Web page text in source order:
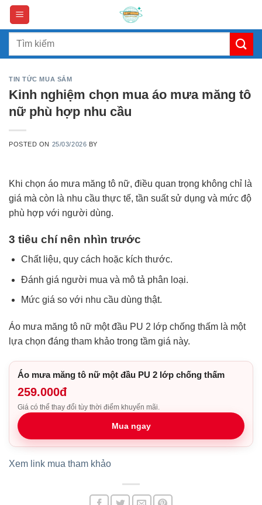
Skip
content
Search
TIN TỨC MUA SẮM
Kinh nghiệm chọn mua áo mưa măng tô
nữ phù hợp nhu cầu
POSTED ON 25/03/2026 BY
Khi chọn áo mưa măng tô nữ, điều quan trọng không chỉ là
giá mà còn là nhu cầu thực tế, tần suất sử dụng và mức độ
phù hợp với người dùng.
3 tiêu chí nên nhìn trước
Chất liệu, quy cách hoặc kích thước.
Đánh giá người mua và mô tả phân loại.
Mức giá so với nhu cầu dùng thật.
Áo mưa măng tô nữ một đầu PU 2 lớp chống thấm là một
lựa chọn đáng tham khảo trong tầm giá này.
Áo mưa măng tô nữ một đầu PU 2 lớp chống thấm
259.000đ
Giá có thể thay đổi tùy thời điểm khuyến mãi.
Mua ngay
Xem link mua tham khảo